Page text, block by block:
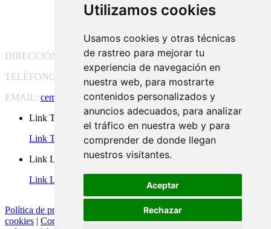
Utilizamos cookies
Usamos cookies y otras técnicas
de rastreo para mejorar tu
experiencia de navegación en
nuestra web, para mostrarte
contenidos personalizados y
anuncios adecuados, para analizar
el tráfico en nuestra web y para
comprender de donde llegan
nuestros visitantes.
Aceptar
Rechazar
DIRECCIÓN:
Pg. Vall d'Hebron, 119-129, 08035 Barcelona
TELÉFONO:
(+34) 93 175 15 55
EMAIL: cem-cat@cem-cat.org
Link Twitter
Link Twitter
Link Linkedin
Link Linkedin
Política de privacidad Política de cookies
cookies | Condiciones generales de contratación|Política de redes